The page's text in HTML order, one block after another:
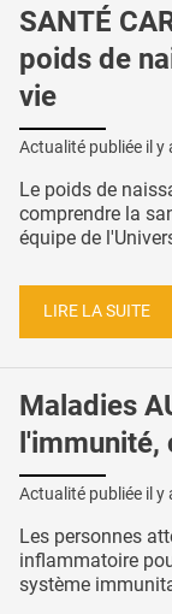
SANTÉ
poids de
vie
Actualité publiée il y
Le poids de
comprendre la
équipe de
LIRE LA SUITE
Maladies
l'immunité,
Actualité publiée il y
Les personnes
inflammatoire
système